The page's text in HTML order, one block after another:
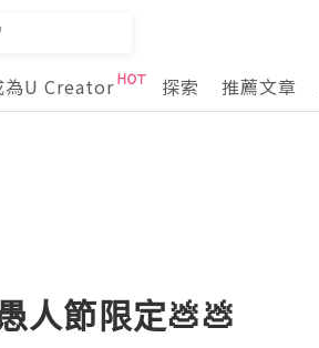
為U Creator 探索 推薦文章
人節限定💩💩